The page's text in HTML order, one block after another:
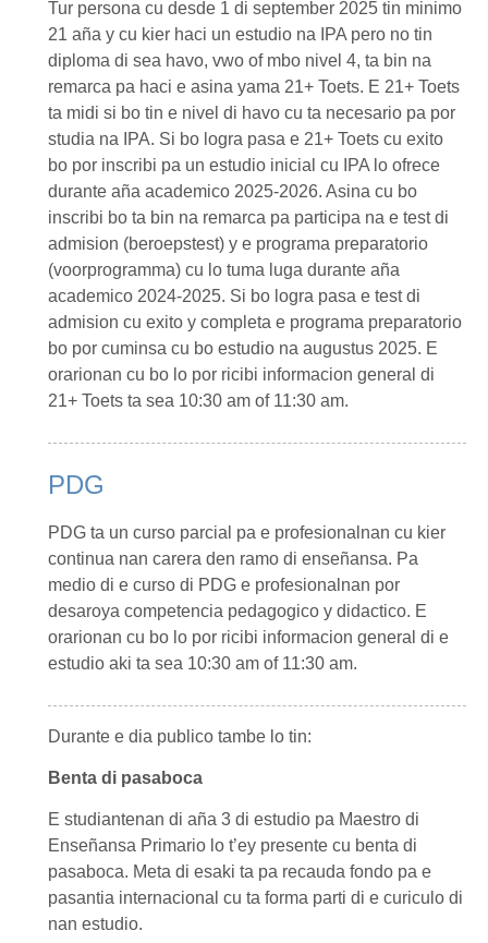
Tur persona cu desde 1 di september 2025 tin minimo
21 aña y cu kier haci un estudio na IPA pero no tin
diploma di sea havo, vwo of mbo nivel 4, ta bin na
remarca pa haci e asina yama 21+ Toets. E 21+ Toets
ta midi si bo tin e nivel di havo cu ta necesario pa por
studia na IPA. Si bo logra pasa e 21+ Toets cu exito
bo por inscribi pa un estudio inicial cu IPA lo ofrece
durante aña academico 2025-2026. Asina cu bo
inscribi bo ta bin na remarca pa participa na e test di
admision (beroepstest) y e programa preparatorio
(voorprogramma) cu lo tuma luga durante aña
academico 2024-2025. Si bo logra pasa e test di
admision cu exito y completa e programa preparatorio
bo por cuminsa cu bo estudio na augustus 2025. E
orarionan cu bo lo por ricibi informacion general di
21+ Toets ta sea 10:30 am of 11:30 am.
PDG
PDG ta un curso parcial pa e profesionalnan cu kier
continua nan carera den ramo di enseñansa. Pa
medio di e curso di PDG e profesionalnan por
desaroya competencia pedagogico y didactico. E
orarionan cu bo lo por ricibi informacion general di e
estudio aki ta sea 10:30 am of 11:30 am.
Durante e dia publico tambe lo tin:
Benta di pasaboca
E studiantenan di aña 3 di estudio pa Maestro di
Enseñansa Primario lo t’ey presente cu benta di
pasaboca. Meta di esaki ta pa recauda fondo pa e
pasantia internacional cu ta forma parti di e curiculo di
nan estudio.